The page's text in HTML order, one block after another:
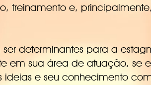
treinamento e, principalmente,
determinantes para a
em sua área de atuação, se
ideias e seu conhecimento